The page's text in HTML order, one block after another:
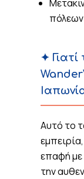
πόλεων
✦
Αυτό το
επαφή με
την